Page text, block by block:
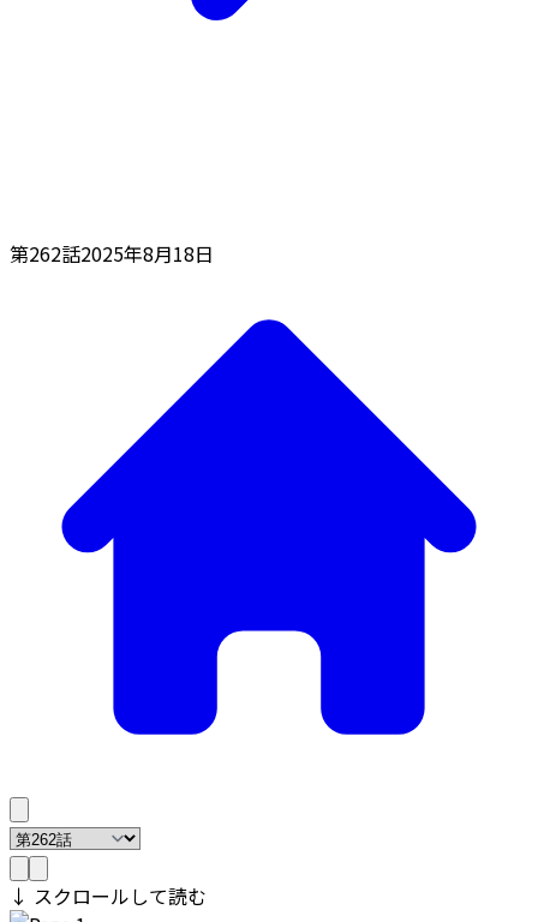
第262話2025年8月18日
↓ スクロールして読む